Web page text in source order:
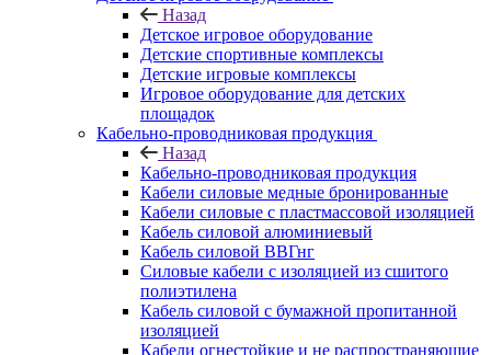
Назад
Детское игровое оборудование
Детские спортивные комплексы
Детские игровые комплексы
Игровое оборудование для детских
площадок
Кабельно-проводниковая продукция
Назад
Кабельно-проводниковая продукция
Кабели силовые медные бронированные
Кабели силовые с пластмассовой изоляцией
Кабель силовой алюминиевый
Кабель силовой ВВГнг
Силовые кабели с изоляцией из сшитого
полиэтилена
Кабель силовой с бумажной пропитанной
изоляцией
Кабели огнестойкие и не распространяющие